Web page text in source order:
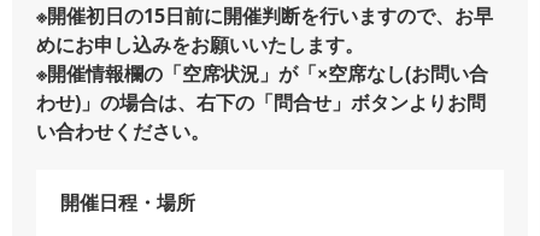
※開催初日の15日前に開催判断を行いますので、お早
めにお申し込みをお願いいたします。
※開催情報欄の「空席状況」が「×空席なし(お問い合
わせ)」の場合は、右下の「問合せ」ボタンよりお問
い合わせください。
開催日程・場所